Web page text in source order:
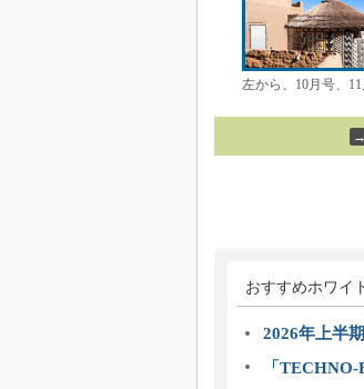
左から、10月号、
→
おすすめホワイ
2026年上半
「